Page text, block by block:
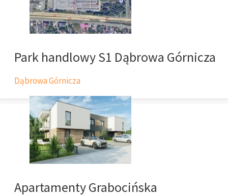
Park handlowy S1 Dąbrowa Górnicza
Dąbrowa Górnicza
Apartamenty Grabocińska